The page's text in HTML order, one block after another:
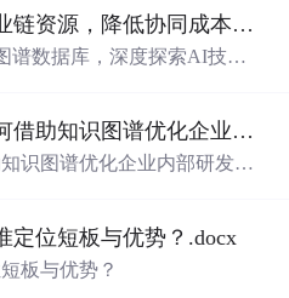
企业如何高效整合产业链资源，降低协同成本？.docx
谱数据库，深度探索AI技术
，推动科技创新与产业创新国央企创新负责人如何借助知识图谱优化企业内部研发资源协同？.docx
识图谱优化企业内部研发资
定位短板与优势？.docx
板与优势？